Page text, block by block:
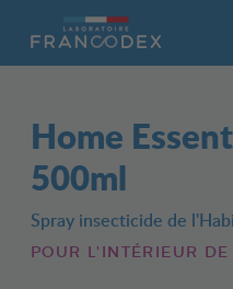
Home
500ml
Spray insecticide de
POUR L'INTÉRIEUR DE